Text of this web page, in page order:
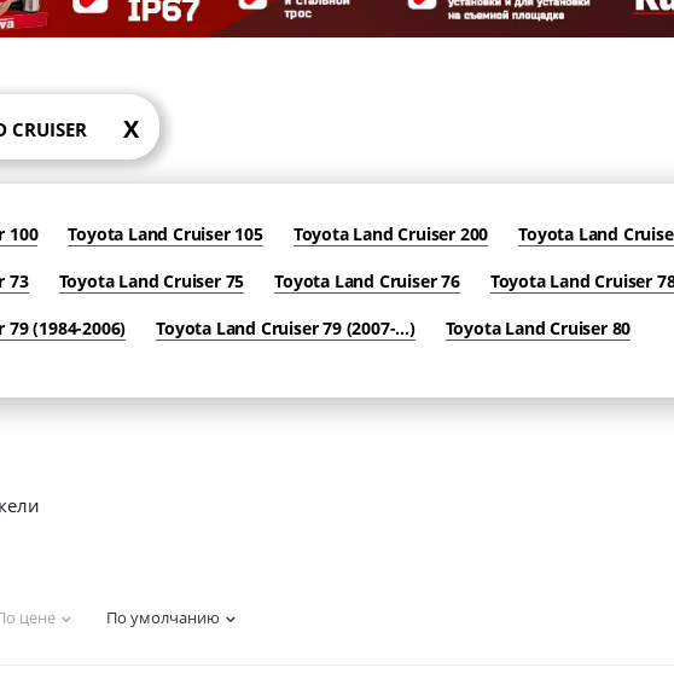
CRUISER X
100 Toyota Land Cruiser 105 Toyota Land Cruiser 200 Toyota Land
73 Toyota Land Cruiser 75 Toyota Land Cruiser 76 Toyota Land Cruiser
(1984-2006) Toyota Land Cruiser 79 (2007-...) Toyota Land Cruiser 80
цене По умолчанию